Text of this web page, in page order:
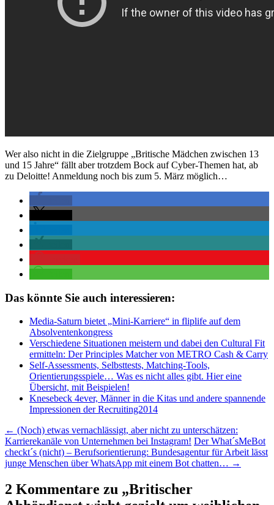
Wer also nicht in die Zielgruppe „Britische Mädchen zwischen 13
und 15 Jahre“ fällt aber trotzdem Bock auf Cyber-Themen hat, ab
zu Deloitte! Anmeldung noch bis zum 5. März möglich…
Das könnte Sie auch interessieren:
Media-Saturn bietet „Mini-Karriere“ in fliplife auf dem
Absolventenkongress
Verschiedene Situationen meistern und dabei den Cultural Fit
ermitteln: Der Principles Matcher von METRO Cash & Carry
Self-Assessments, Selbsttests, Matching-Tools,
Orientierungsspiele… Was es nicht alles gibt. Hier eine
Übersicht, mit Beispielen!
Knesebeck 4ever, Männer in die Kitas und andere spannende
Impressionen der Recruiting2014
Beitragsnavigation
← (Noch) etwas vernachlässigt, aber nicht zu unterschätzen:
Karrierekanäle von Unternehmen bei Instagram! Der What´sMeBot
checkt´s (nicht) – Berufsorientierung: Bundesagentur für Arbeit lässt
junge Menschen über WhatsApp mit einem Bot chatten… →
2 Kommentare zu „Britischer